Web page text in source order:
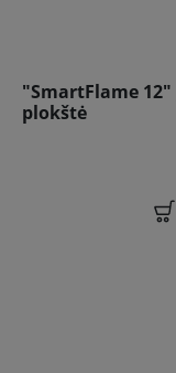
"SmartFlame
plokštė